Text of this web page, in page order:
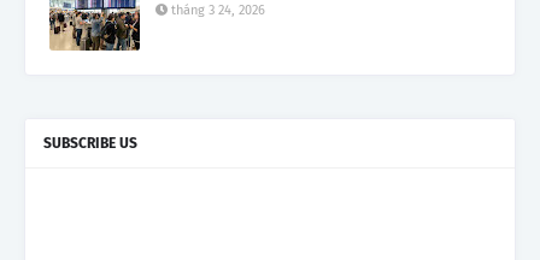
tháng 3 24, 2026
SUBSCRIBE US